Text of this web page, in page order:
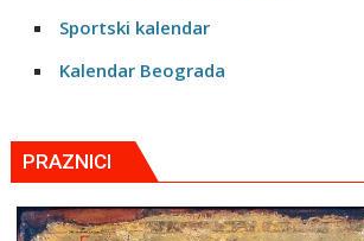
Sportski kalendar
Kalendar Beograda
PRAZNICI